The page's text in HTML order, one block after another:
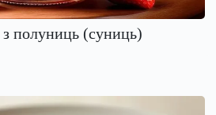
полуниць (суниць)